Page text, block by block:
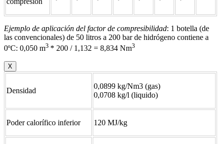
Ejemplo de aplicación del factor de compresibilidad: 1 botella (de
las convencionales) de 50 litros a 200 bar de hidrógeno contiene a
0ºC: 0,050 m3 * 200 / 1,132 = 8,834 Nm3
X
Densidad
0,0899 kg/Nm3 (gas)
0,0708 kg/l (liquido)
Poder calorífico inferior 120 MJ/kg